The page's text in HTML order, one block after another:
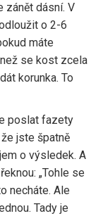
zánět dásní. V
o 2-6
máte
se kost zcela
korunka. To
poslat fazety
jste špatně
o výsledek. A
„Tohle se
necháte. Ale
Tady je